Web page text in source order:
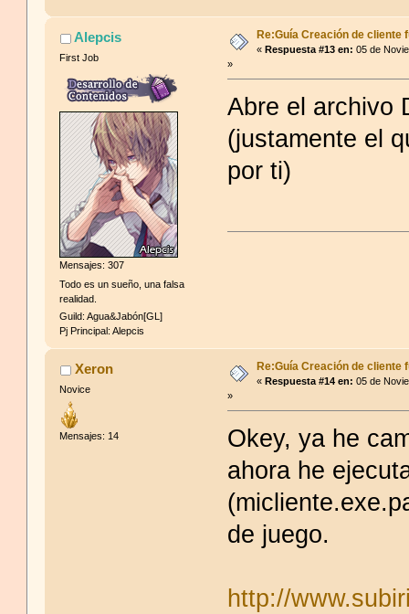
Alepcis
First Job
Mensajes: 307
Todo es un sueño, una falsa
realidad.
Guild: Agua&Jabón[GL]
Pj Principal: Alepcis
Re:Guía Creación de cliente
«Respuesta #13 en: 05 de
»
Abre el archivo
(justamente el
por ti)
Xeron
Novice
Mensajes: 14
Re:Guía Creación de cliente
«Respuesta #14 en: 05 de
»
Okey, ya he
ahora he
de juego.
http://